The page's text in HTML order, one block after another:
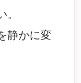
静かに変